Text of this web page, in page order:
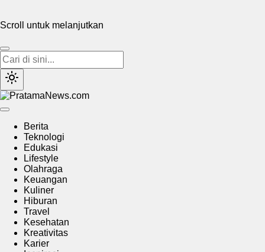
Scroll untuk melanjutkan
Berita
Teknologi
Edukasi
Lifestyle
Olahraga
Keuangan
Kuliner
Hiburan
Travel
Kesehatan
Kreativitas
Karier